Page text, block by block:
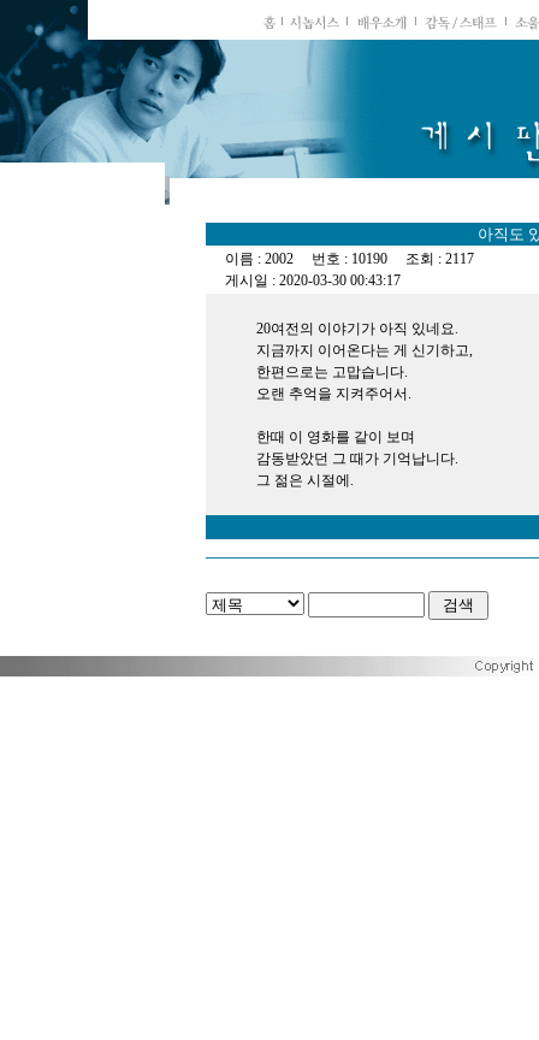
아직도
이름 : 2002 번호 : 10190 조회 : 2117
게시일 : 2020-03-30 00:43:17
20여전의 이야기가 아직 있네요.
지금까지 이어온다는 게 신기하고,
한편으로는 고맙습니다.
오랜 추억을 지켜주어서.
한때 이 영화를 같이 보며
감동받았던 그 때가 기억납니다.
그 젊은 시절에.